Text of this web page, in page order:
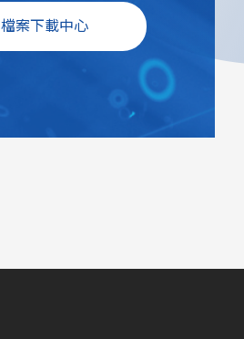
檔案下載中心